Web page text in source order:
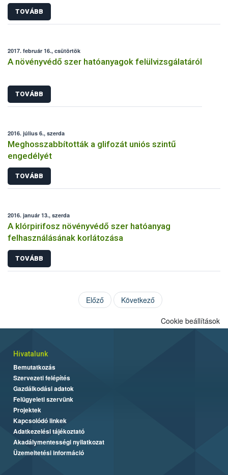
TOVÁBB
2017. február 16., csütörtök
A növényvédő szer hatóanyagok felülvizsgálatáról
TOVÁBB
2016. július 6., szerda
Meghosszabbították a glifozát uniós szintű
engedélyét
TOVÁBB
2016. január 13., szerda
A klórpirifosz növényvédő szer hatóanyag
felhasználásának korlátozása
TOVÁBB
Előző Következő
Cookie beállítások
Hivatalunk
Bemutatkozás
Szervezeti felépítés
Gazdálkodási adatok
Felügyeleti szervünk
Projektek
Kapcsolódó linkek
Adatkezelési tájékoztató
Akadálymentességi nyilatkozat
Üzemeltetési információ